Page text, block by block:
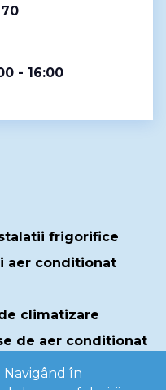
Navigând în
- 16:00
frigorifice
aer conditionat
climatizare
de aer conditionat